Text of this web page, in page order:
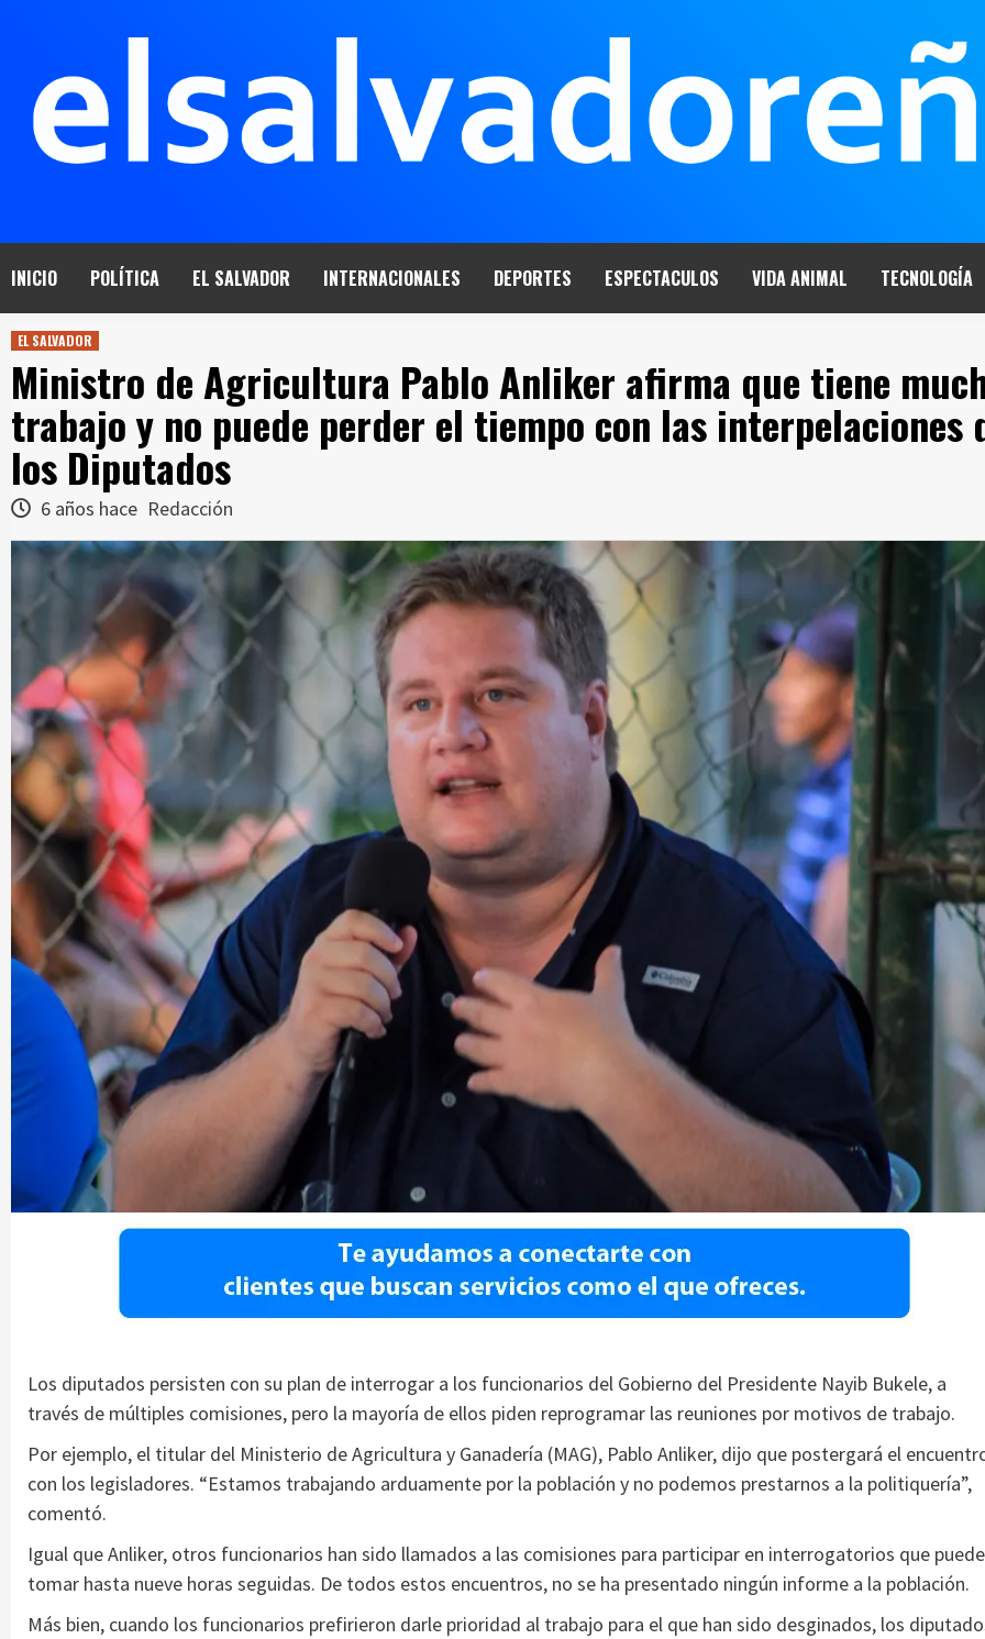
INICIO POLÍTICA EL SALVADOR INTERNACIONALES DEPORTES ESPECTACULOS VIDA ANIMAL TECNOLOGÍA
EL SALVADOR
Ministro de Agricultura Pablo Anliker afirma que tiene
trabajo y no puede perder el tiempo con las interpelaciones
los Diputados
6 años hace Redacción
Los diputados persisten con su plan de interrogar a los funcionarios del Gobierno del Presidente Nayib Bukele, a
través de múltiples comisiones, pero la mayoría de ellos piden reprogramar las reuniones por motivos de trabajo.
Por ejemplo, el titular del Ministerio de Agricultura y Ganadería (MAG), Pablo Anliker, dijo que postergará el
con los legisladores. “Estamos trabajando arduamente por la población y no podemos prestarnos a la politiquería”,
comentó.
Igual que Anliker, otros funcionarios han sido llamados a las comisiones para participar en interrogatorios que
tomar hasta nueve horas seguidas. De todos estos encuentros, no se ha presentado ningún informe a la población.
Más bien, cuando los funcionarios prefirieron darle prioridad al trabajo para el que han sido desginados, los